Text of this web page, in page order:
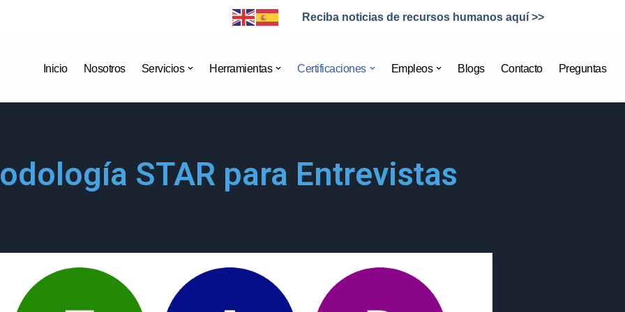
Reciba noticias de recursos humanos aquí >>
Inicio Nosotros Servicios Herramientas Certificaciones Empleos Blogs Contacto Preguntas
STAR para Entrevistas